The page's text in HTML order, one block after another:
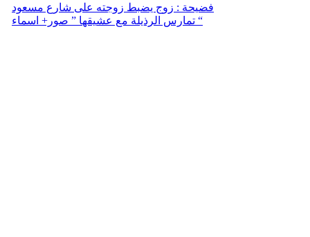
فضيحة : زوج يضبط زوجته على شارع مسعود
تمارس الرذيلة مع عشيقها ” صور+ اسماء “